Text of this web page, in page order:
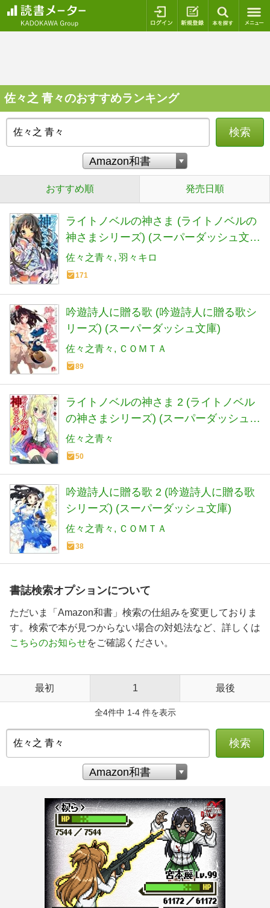
ログイン 新規登録
佐々之 青々のおすすめランキング
検索
おすすめ順 発売日順
ライトノベルの神さま (ライトノベルの
神さまシリーズ) (スーパーダッシュ文
庫)
佐々之青々 羽々キロ
171
吟遊詩人に贈る歌 (吟遊詩人に贈る歌シ
リーズ) (スーパーダッシュ文庫)
佐々之青々 ＣＯＭＴＡ
89
ライトノベルの神さま 2 (ライトノベル
の神さまシリーズ) (スーパーダッシュ文
庫)
佐々之青々
50
吟遊詩人に贈る歌 2 (吟遊詩人に贈る歌
シリーズ) (スーパーダッシュ文庫)
佐々之青々 ＣＯＭＴＡ
38
書誌検索オプションについて
ただいま「Amazon和書」検索の仕組みを変更しておりま
す。検索で本が見つからない場合の対処法など、詳しくは
こちらのお知らせをご確認ください。
最初 1 最後
全4件中 1-4 件を表示
検索